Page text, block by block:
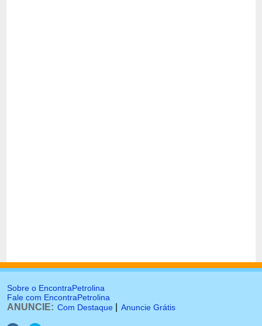
Sobre o EncontraPetrolina
Fale com EncontraPetrolina
ANUNCIE: Com Destaque Anuncie Grátis